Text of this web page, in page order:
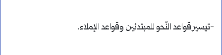
-تيسير قواعد النّحو للمبتدئين وقواعد الإملاء.